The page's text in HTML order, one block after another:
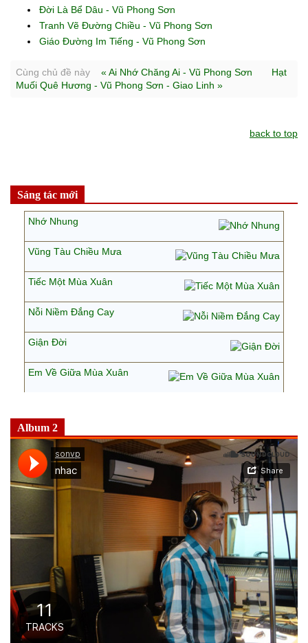
Đời Là Bể Dâu - Vũ Phong Sơn
Tranh Vẽ Đường Chiều - Vũ Phong Sơn
Giáo Đường Im Tiếng - Vũ Phong Sơn
Cùng chủ đề này « Ai Nhớ Chăng Ai - Vũ Phong Sơn
Hạt
Muối Quê Hương - Vũ Phong Sơn - Giao Linh »
back to top
Sáng tác mới
Nhớ Nhung
Vũng Tàu Chiều Mưa
Tiếc Một Mùa Xuân
Nỗi Niềm Đắng Cay
Giận Đời
Em Về Giữa Mùa Xuân
Album 2